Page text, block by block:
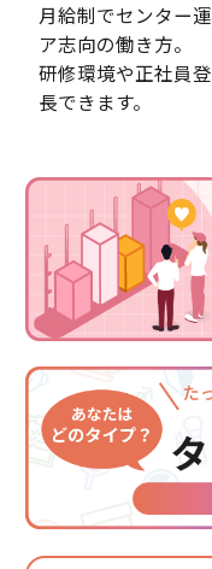
月給制でセンター
ア志向の働き方。
研修環境や正社員
長できます。